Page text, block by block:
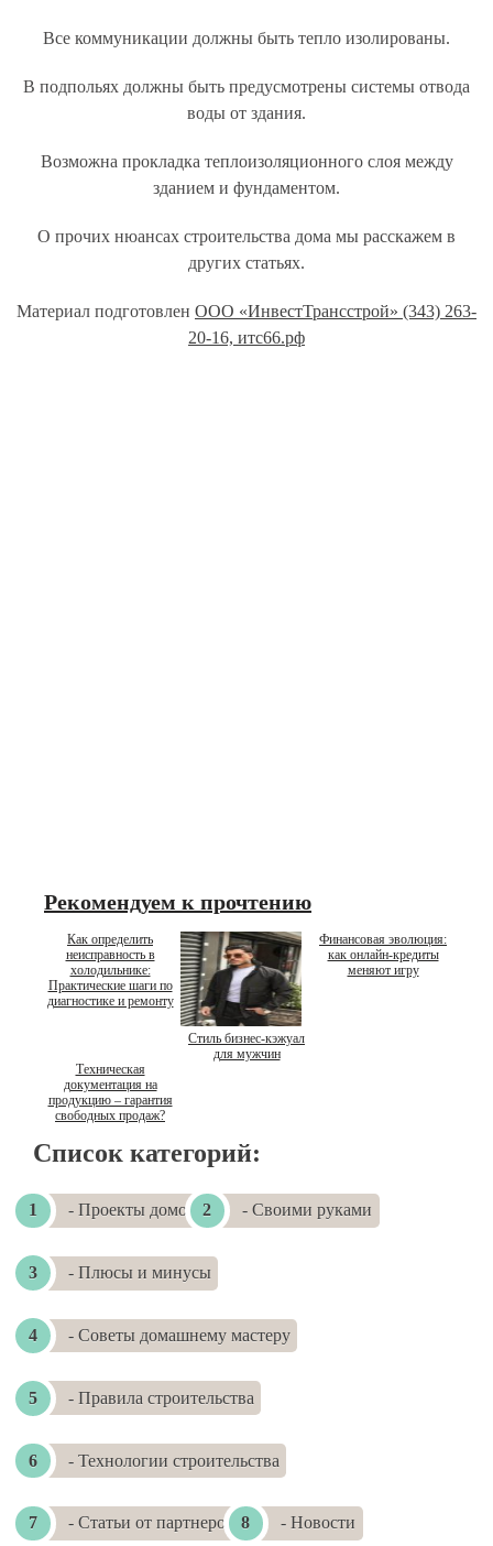
Все коммуникации должны быть тепло изолированы.
В подпольях должны быть предусмотрены системы отвода
воды от здания.
Возможна прокладка теплоизоляционного слоя между
зданием и фундаментом.
О прочих нюансах строительства дома мы расскажем в
других статьях.
Материал подготовлен ООО «ИнвестТрансстрой» (343) 263-
20-16, итс66.рф
Рекомендуем к прочтению
Как определить
неисправность в
холодильнике:
Практические шаги по
диагностике и ремонту
Стиль бизнес-кэжуал
для мужчин
Финансовая эволюция:
как онлайн-кредиты
меняют игру
Техническая
документация на
продукцию – гарантия
свободных продаж?
Список категорий:
- Проекты домов - Своими руками
- Плюсы и минусы
- Советы домашнему мастеру
- Правила строительства
- Технологии строительства
- Статьи от партнеров - Новости